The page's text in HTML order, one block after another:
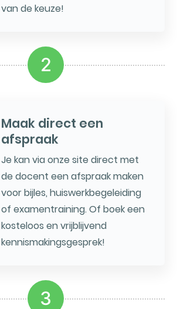
van de keuze!
2
Maak direct een
afspraak
Je kan via onze site direct met
de docent een afspraak maken
voor bijles, huiswerkbegeleiding
of examentraining. Of boek een
kosteloos en vrijblijvend
kennismakingsgesprek!
3